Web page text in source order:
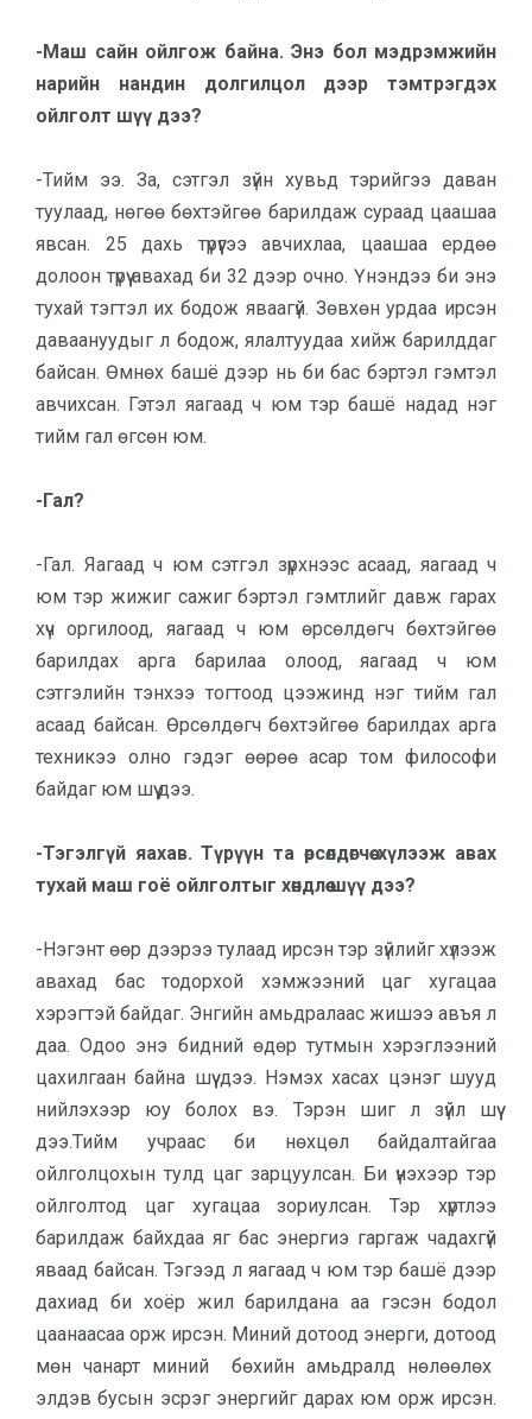
-Маш сайн ойлгож байна. Энэ бол мэдрэмжийн
нарийн нандин долгилцол дээр тэмтрэгдэх
ойлголт шүү дээ?
-Тийм ээ. За, сэтгэл зүйн хувьд тэрийгээ даван
туулаад, нөгөө бөхтэйгөө барилдаж сураад цаашаа
явсан. 25 дахь түрүүгээ авчихлаа, цаашаа ердөө
долоон түрүү авахад би 32 дээр очно. Үнэндээ би энэ
тухай тэгтэл их бодож яваагүй. Зөвхөн урдаа ирсэн
даваануу­дыг л бодож, ялалтуудаа хийж барилддаг
байсан. Өмнөх башё дээр нь би бас бэртэл гэмтэл
авчихсан. Гэтэл яагаад ч юм тэр башё надад нэг
тийм гал өгсөн юм.
-Гал?
-Гал. Яагаад ч юм сэтгэл зүрхнээс асаад, яагаад ч
юм тэр жижиг сажиг бэртэл гэмтлийг давж гарах
хүч орги­лоод, яагаад ч юм өрсөлдөгч бөхтэйгөө
барилдах арга барилаа олоод, яагаад ч юм
сэтгэлийн тэнхээ тогтоод цээ­жинд нэг тийм гал
асаад бай­сан. Өрсөлдөгч бөхтэйгөө барил­дах арга
техникээ олно гэдэг өөрөө асар том философи
байдаг юм шүү дээ.
-Тэгэлгүй яахав. Түрүүн та өр­сөлдөгчөө хүлээж авах
тухай маш гоё ойлголтыг хөндлөө шүү дээ?
-Нэгэнт өөр дээрээ тулаад ирсэн тэр зүйлийг хүлээж
авахад бас тодорхой хэмжээний цаг хугацаа
хэрэгтэй байдаг. Энгийн амьдралаас жишээ авъя л
даа. Одоо энэ бидний өдөр тутмын хэрэглээний
цахилгаан бай­на шүү дээ. Нэмэх хасах цэнэг шууд
нийлэхээр юу болох вэ. Тэрэн шиг л зүйл шүү
дээ.Тийм учраас би нөхцөл байдалтайгаа
ойлголцохын тулд цаг зарцуулсан. Би үнэхээр тэр
ойлголтод цаг хугацаа зориулсан. Тэр хүртлээ
барилдаж байхдаа яг бас энергиэ гаргаж чадахгүй
яваад бай­сан. Тэгээд л яагаад ч юм тэр башё дээр
дахиад би хоёр жил барилдана аа гэсэн бодол
цаанаасаа орж ирсэн. Миний дотоод энерги, дотоод
мөн чанарт миний бөхийн амьдралд нө­лөөлөх
элдэв бусын эсрэг энергийг да­рах юм орж ирсэн.